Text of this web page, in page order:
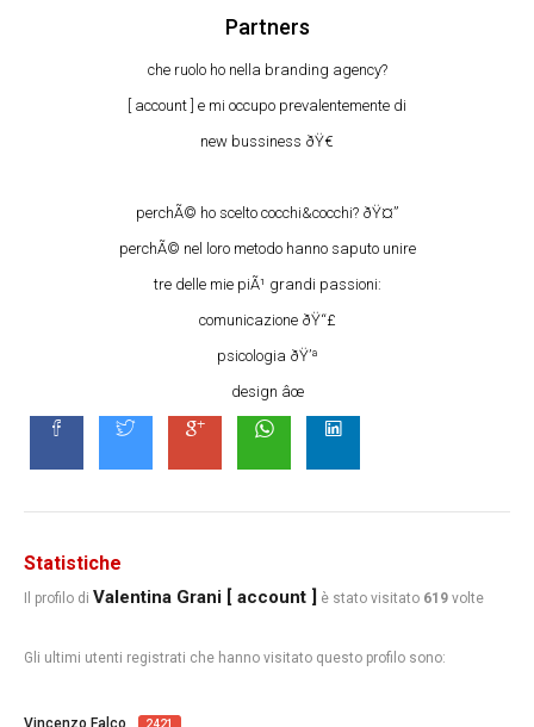
Partners
che ruolo ho nella branding agency?
[ account ] e mi occupo prevalentemente di
new bussiness ðŸ€
perchÃ© ho scelto cocchi&cocchi? ðŸ¤”
perchÃ© nel loro metodo hanno saputo unire
tre delle mie piÃ¹ grandi passioni:
comunicazione ðŸ“£
psicologia ðŸ’ª
design âœ
Statistiche
Il profilo di Valentina Grani [ account ] è stato visitato 619 volte
Gli ultimi utenti registrati che hanno visitato questo profilo sono:
Vincenzo Falco 2421